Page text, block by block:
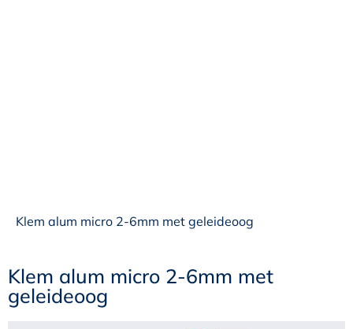
Klem alum micro 2-6mm met geleideoog
Klem alum micro 2-6mm met
geleideoog